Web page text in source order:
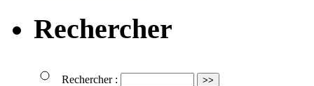
Rechercher
Rechercher :